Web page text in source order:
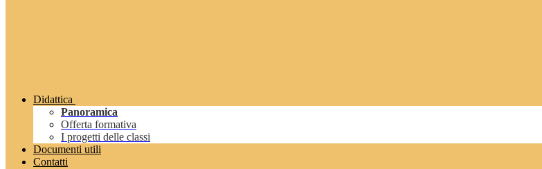
Didattica
Panoramica
Offerta formativa
I progetti delle classi
Documenti utili
Contatti